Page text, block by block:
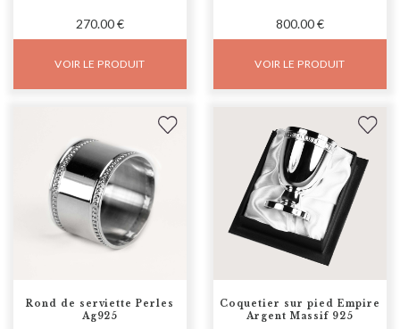
270.00 €
VOIR LE PRODUIT
800.00 €
VOIR LE PRODUIT
Rond de serviette Perles
Ag925
Coquetier sur pied Empire
Argent Massif 925